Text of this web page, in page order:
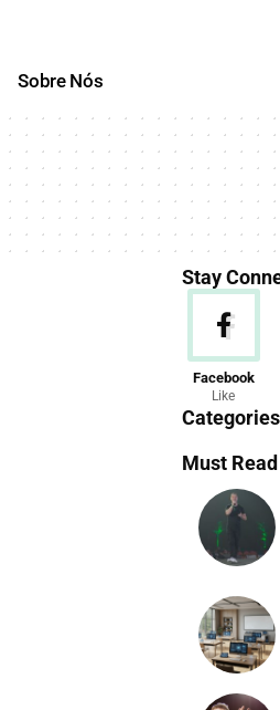
Sobre Nós
Stay
Facebook
Like
Categories
Must Read